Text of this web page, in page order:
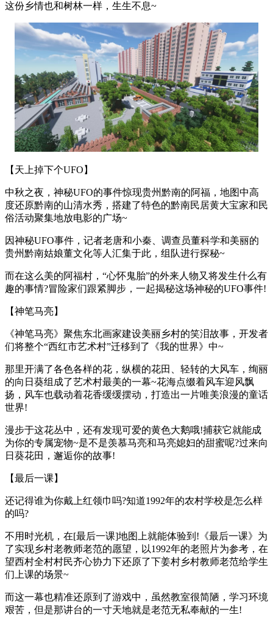
这份乡情也和树林一样，生生不息~
【天上掉下个UFO】
中秋之夜，神秘UFO的事件惊现贵州黔南的阿福，地图中高
度还原黔南的山清水秀，搭建了特色的黔南民居黄大宝家和民
俗活动聚集地放电影的广场~
因神秘UFO事件，记者老唐和小秦、调查员董科学和美丽的
贵州黔南姑娘董文化等人汇集于此，组队进行探秘~
而在这么美的阿福村，“心怀鬼胎”的外来人物又将发生什么有
趣的事情?冒险家们跟紧脚步，一起揭秘这场神秘的UFO事件!
【神笔马亮】
《神笔马亮》聚焦东北画家建设美丽乡村的笑泪故事，开发者
们将整个“西红市艺术村”迁移到了《我的世界》中~
那里开满了各色各样的花，纵横的花田、轻转的大风车，绚丽
的向日葵组成了艺术村最美的一幕~花海点缀着风车迎风飘
扬，风车也载动着花香缓缓摆动，打造出一片唯美浪漫的童话
世界!
漫步于这花丛中，还有发现可爱的黄色大鹅哦!捕获它就能成
为你的专属宠物~是不是羡慕马亮和马亮媳妇的甜蜜呢?过来向
日葵花田，邂逅你的故事!
【最后一课】
还记得谁为你戴上红领巾吗?知道1992年的农村学校是怎么样
的吗?
不用时光机，在[最后一课]地图上就能体验到!《最后一课》为
了实现乡村老教师老范的愿望，以1992年的老照片为参考，在
望西村全村村民齐心协力下还原了下姜村乡村教师老范给学生
们上课的场景~
而这一幕也精准还原到了游戏中，虽然教室很简陋，学习环境
艰苦，但是那讲台的一寸天地就是老范无私奉献的一生!